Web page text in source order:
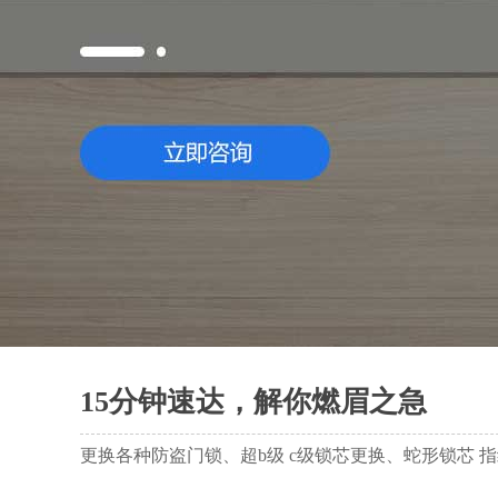
15分钟速达，解你燃眉之急
更换各种防盗门锁、超b级 c级锁芯更换、蛇形锁芯